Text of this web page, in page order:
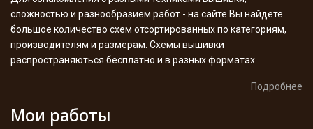
сложностью и разнообразием работ - на сайте Вы найдете
большое количество схем отсортированных по категориям,
производителям и размерам. Схемы вышивки
распространяються бесплатно и в разных форматах.
Подробнее
Мои работы